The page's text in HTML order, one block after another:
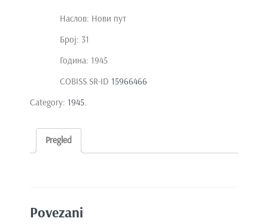
Наслов: Нови пут
Број: 31
Година: 1945
COBISS.SR-ID 15966466
Category: 1945.
Pregled
Povezani